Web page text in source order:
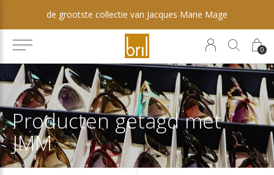
0
de grootste collectie van Jacques Marie Mage
Producten getagd met
JMM